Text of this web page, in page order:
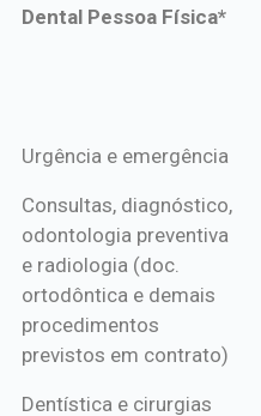
Dental Pessoa Física*
*Procedimentos Amil
Urgência e emergência
Consultas, diagnóstico,
odontologia preventiva
e radiologia (doc.
ortodôntica e demais
procedimentos
previstos em contrato)
Dentística e cirurgias